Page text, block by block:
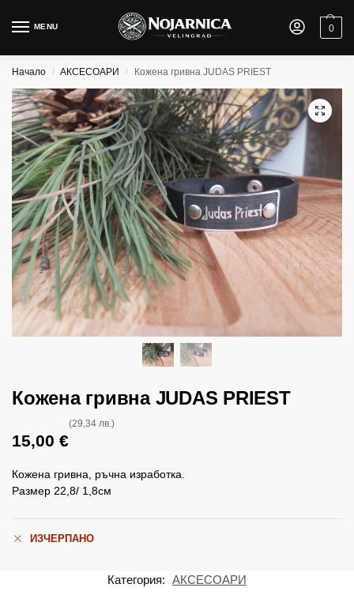
MENU 0
Начало / АКСЕСОАРИ / Кожена гривна JUDAS PRIEST
Кожена гривна JUDAS PRIEST
15,00 €
(29,34 лв.)
Кожена гривна, ръчна изработка.
Размер 22,8/ 1,8см
ИЗЧЕРПАНО
Категория: АКСЕСОАРИ